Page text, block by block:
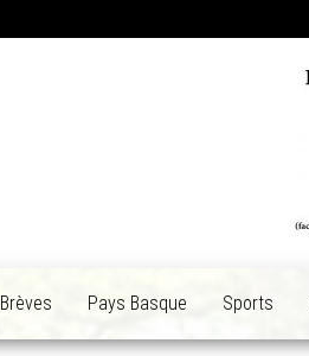
Brèves Pays Basque Sports